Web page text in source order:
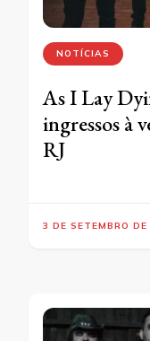
NOTÍCIAS
As I Lay
ingressos à
RJ
3 DE SETEMBRO